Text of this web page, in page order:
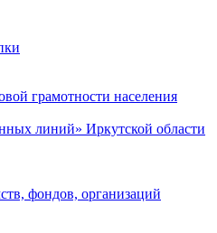
грамотности населения
линий» Иркутской области
фондов, организаций